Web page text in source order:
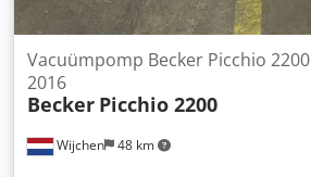
Wijchen 48 km
Vacuümpomp Becker Picchio 2200
2016
Becker Picchio 2200